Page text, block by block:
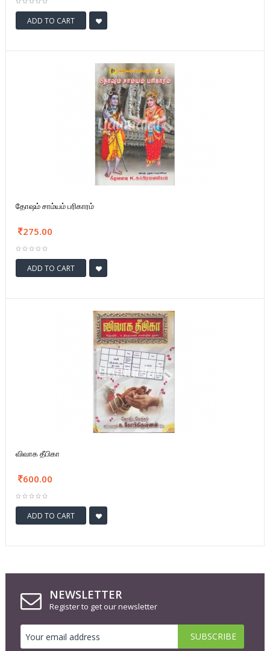
ADD TO CART
தோஷம் சாம்யம் பரிகாரம்
275.00
ADD TO CART
விவாக தீபிகா
600.00
ADD TO CART
NEWSLETTER
Register to get our newsletter